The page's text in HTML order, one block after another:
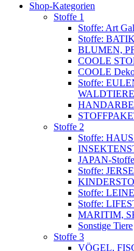
Shop-Kategorien
Stoffe 1
Stoffe: Art
Stoffe: BATIK
BLUMEN,
COOLE
COOLE
Stoffe:
WALDTIERE
Stoffe 2
Stoffe:
JAPAN-Stoffe
Stoffe:
Stoffe:
Stoffe:
MARITIM,
Sonstige Tiere
Stoffe 3
VÖGEL,